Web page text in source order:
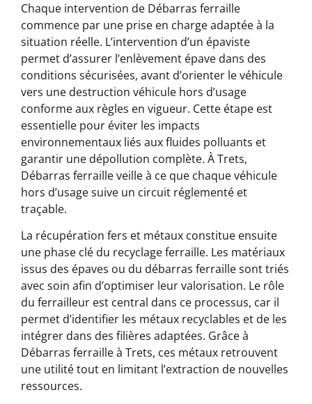
Chaque intervention de Débarras ferraille
commence par une prise en charge adaptée à la
situation réelle. L’intervention d’un épaviste
permet d’assurer l’enlèvement épave dans des
conditions sécurisées, avant d’orienter le véhicule
vers une destruction véhicule hors d’usage
conforme aux règles en vigueur. Cette étape est
essentielle pour éviter les impacts
environnementaux liés aux fluides polluants et
garantir une dépollution complète. À Trets,
Débarras ferraille veille à ce que chaque véhicule
hors d’usage suive un circuit réglementé et
traçable.
La récupération fers et métaux constitue ensuite
une phase clé du recyclage ferraille. Les matériaux
issus des épaves ou du débarras ferraille sont triés
avec soin afin d’optimiser leur valorisation. Le rôle
du ferrailleur est central dans ce processus, car il
permet d’identifier les métaux recyclables et de les
intégrer dans des filières adaptées. Grâce à
Débarras ferraille à Trets, ces métaux retrouvent
une utilité tout en limitant l’extraction de nouvelles
ressources.